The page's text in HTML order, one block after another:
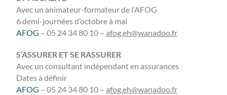
Avec un animateur-formateur de l’AFOG
6 demi-journées d’octobre à mai
AFOG – 05 24 34 80 10 –afog.eh@wanadoo.fr
S’ASSURER ET SE RASSURER
Avec un consultant indépendant en assurances
Dates à définir
AFOG – 05 24 34 80 10 –afog.eh@wanadoo.fr